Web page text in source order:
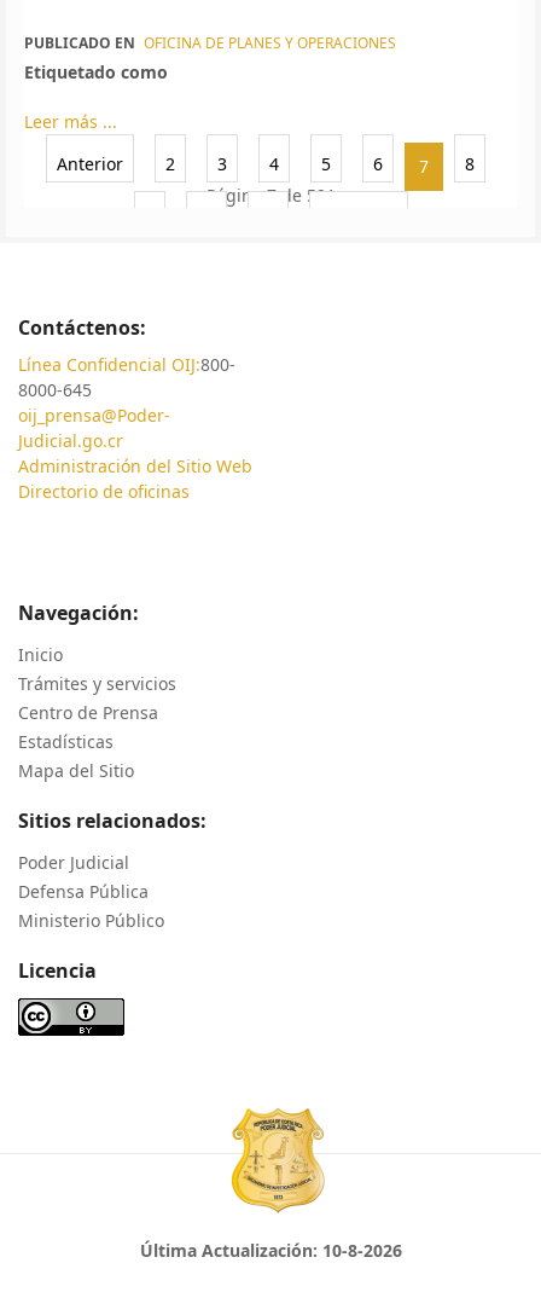
PUBLICADO EN OFICINA DE PLANES Y OPERACIONES
Etiquetado como
Leer más ...
Anterior
2 3 4 5 6 7 8
Página 7 de 521
Contáctenos:
Línea Confidencial OIJ:800-
8000-645
oij_prensa@Poder-
Judicial.go.cr
Administración del Sitio Web
Directorio de oficinas
Navegación:
Inicio
Trámites y servicios
Centro de Prensa
Estadísticas
Mapa del Sitio
Sitios relacionados:
Poder Judicial
Defensa Pública
Ministerio Público
Licencia
Última Actualización: 10-8-2026